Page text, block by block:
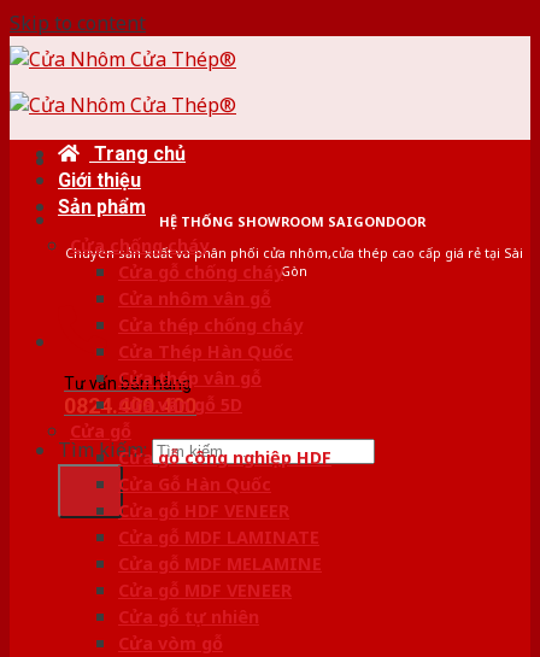
Skip to content
HỆ THỐNG SHOWROOM SAIGONDOOR
Chuyên sản xuất và phân phối cửa nhôm,cửa thép cao cấp giá rẻ tại Sài
Gòn
Tư vấn bán hàng
0824.400.400
Tìm kiếm:
Trang chủ
Giới thiệu
Sản phẩm
Cửa chống cháy
Cửa gỗ chống cháy
Cửa nhôm vân gỗ
Cửa thép chống cháy
Cửa Thép Hàn Quốc
Cửa thép vân gỗ
Cửa vân gỗ 5D
Cửa gỗ
Cửa gỗ công nghiệp HDF
Cửa Gỗ Hàn Quốc
Cửa gỗ HDF VENEER
Cửa gỗ MDF LAMINATE
Cửa gỗ MDF MELAMINE
Cửa gỗ MDF VENEER
Cửa gỗ tự nhiên
Cửa vòm gỗ